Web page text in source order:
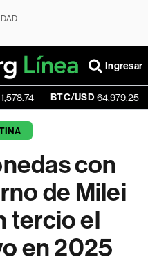
Ingresar
BTC/USD 64,979.25 +0.07%
con
de Milei
tercio el
en 2025